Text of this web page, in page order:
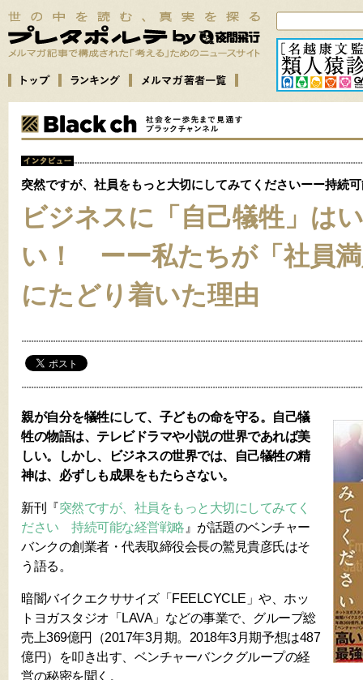
突然ですが、社員をもっと大切にしてみてくださいーー持続
ビジネスに「自己犠牲」は
い！ ーー私たちが「社員
にたどり着いた理由
親が自分を犠牲にして、子どもの命を守る。自己犠
牲の物語は、テレビドラマや小説の世界であれば美
しい。しかし、ビジネスの世界では、自己犠牲の精
神は、必ずしも成果をもたらさない。
新刊『突然ですが、社員をもっと大切にしてみてく
ださい 持続可能な経営戦略 』が話題のベンチャー
バンクの創業者・代表取締役会長の鷲見貴彦氏はそ
う語る。
暗闇バイクエクササイズ「FEELCYCLE」や、ホッ
トヨガスタジオ「LAVA」などの事業で、グループ総
売上369億円（2017年3月期。2018年3月期予想は487
億円）を叩き出す、ベンチャーバンクグループの経
営の秘密を聞く。